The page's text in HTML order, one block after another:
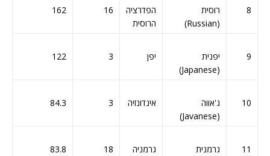
8
רוסית
(Russian)
הפדרציה
הרוסית
16
162
9
יפנית
(Japanese)
יפן 3
122
10
ג'אווה
(Javanese)
אינדונזיה 3
84.3
11
גרמנית
גרמניה 18
83.8